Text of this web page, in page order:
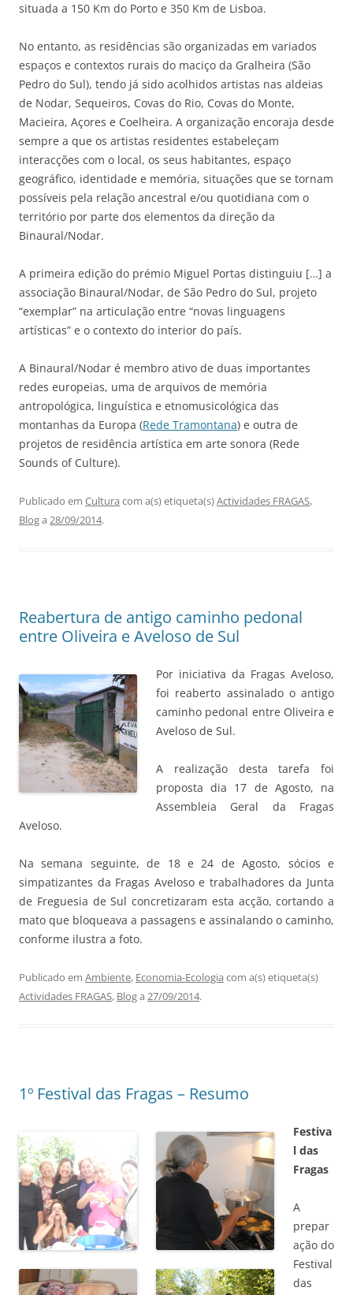
situada a 150 Km do Porto e 350 Km de Lisboa.
No entanto, as residências são organizadas em variados
espaços e contextos rurais do maciço da Gralheira (São
Pedro do Sul), tendo já sido acolhidos artistas nas aldeias
de Nodar, Sequeiros, Covas do Rio, Covas do Monte,
Macieira, Açores e Coelheira. A organização encoraja desde
sempre a que os artistas residentes estabeleçam
interacções com o local, os seus habitantes, espaço
geográfico, identidade e memória, situações que se tornam
possíveis pela relação ancestral e/ou quotidiana com o
território por parte dos elementos da direção da
Binaural/Nodar.
A primeira edição do prémio Miguel Portas distinguiu […] a
associação Binaural/Nodar, de São Pedro do Sul, projeto
“exemplar” na articulação entre “novas linguagens
artísticas” e o contexto do interior do país.
A Binaural/Nodar é membro ativo de duas importantes
redes europeias, uma de arquivos de memória
antropológica, linguística e etnomusicológica das
montanhas da Europa (Rede Tramontana) e outra de
projetos de residência artística em arte sonora (Rede
Sounds of Culture).
Publicado em Cultura com a(s) etiqueta(s)Actividades FRAGAS,
Bloga 28/09/2014.
Reabertura de antigo caminho pedonal
entre Oliveira e Aveloso de Sul
Por iniciativa da Fragas Aveloso,
foi reaberto assinalado o antigo
caminho pedonal entre Oliveira e
Aveloso de Sul.
A realização desta tarefa foi
proposta dia 17 de Agosto, na
Assembleia Geral da Fragas
Aveloso.
Na semana seguinte, de 18 e 24 de Agosto, sócios e
simpatizantes da Fragas Aveloso e trabalhadores da Junta
de Freguesia de Sul concretizaram esta acção, cortando a
mato que bloqueava a passagens e assinalando o caminho,
conforme ilustra a foto.
Publicado em Ambiente, Economia-Ecologia com a(s) etiqueta(s)
Actividades FRAGAS, Bloga 27/09/2014.
1º Festival das Fragas – Resumo
Festiva
l das
Fragas
A
prepar
ação do
Festival
das